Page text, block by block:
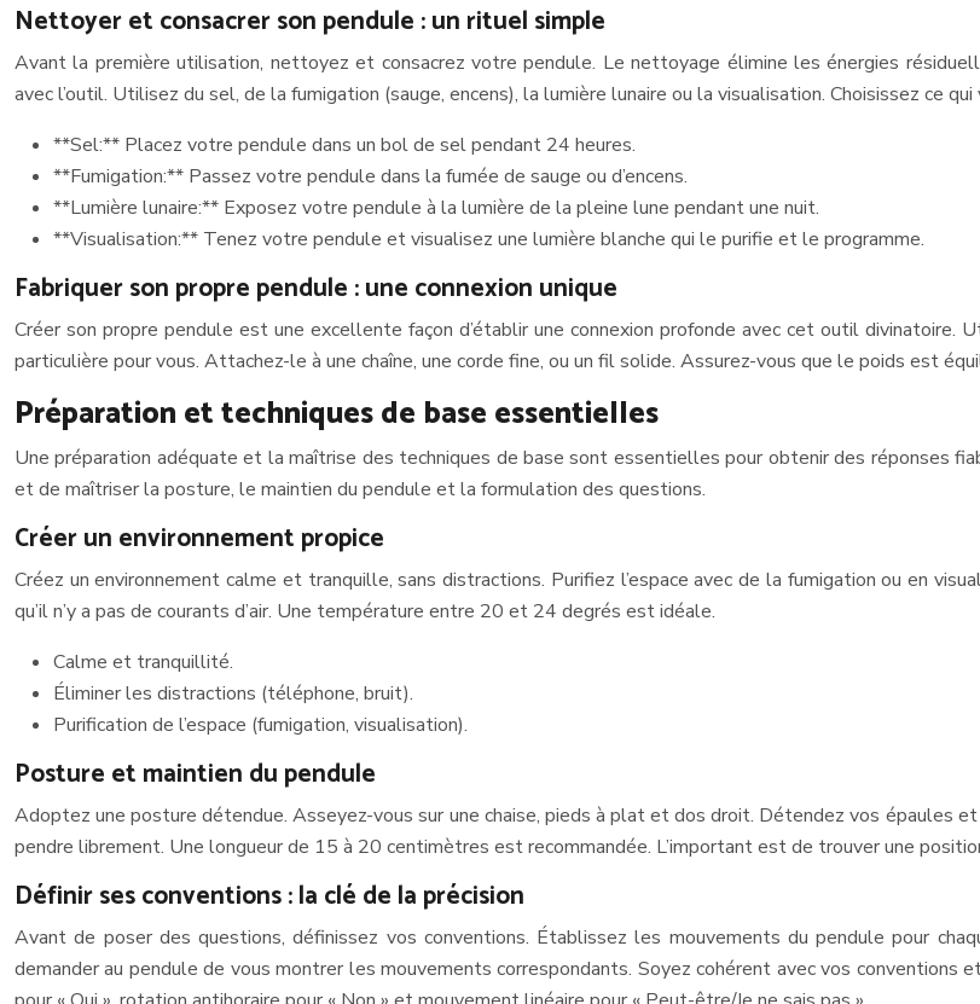
Nettoyer et consacrer son pendule : un rituel simple
Avant la première utilisation, nettoyez et consacrez votre pendule. Le nettoyage élimine les énergies
avec l’outil. Utilisez du sel, de la fumigation (sauge, encens), la lumière lunaire ou la visualisation. Choisissez ce
**Sel:** Placez votre pendule dans un bol de sel pendant 24 heures.
**Fumigation:** Passez votre pendule dans la fumée de sauge ou d’encens.
**Lumière lunaire:** Exposez votre pendule à la lumière de la pleine lune pendant une nuit.
**Visualisation:** Tenez votre pendule et visualisez une lumière blanche qui le purifie et le programme.
Fabriquer son propre pendule : une connexion unique
Créer son propre pendule est une excellente façon d’établir une connexion profonde avec cet outil divinatoire.
particulière pour vous. Attachez-le à une chaîne, une corde fine, ou un fil solide. Assurez-vous que le poids est
Préparation et techniques de base essentielles
Une préparation adéquate et la maîtrise des techniques de base sont essentielles pour obtenir des réponses
et de maîtriser la posture, le maintien du pendule et la formulation des questions.
Créer un environnement propice
Créez un environnement calme et tranquille, sans distractions. Purifiez l’espace avec de la fumigation ou en
qu’il n’y a pas de courants d’air. Une température entre 20 et 24 degrés est idéale.
Calme et tranquillité.
Éliminer les distractions (téléphone, bruit).
Purification de l’espace (fumigation, visualisation).
Posture et maintien du pendule
Adoptez une posture détendue. Asseyez-vous sur une chaise, pieds à plat et dos droit. Détendez vos épaules
pendre librement. Une longueur de 15 à 20 centimètres est recommandée. L’important est de trouver une
Définir ses conventions : la clé de la précision
Avant de poser des questions, définissez vos conventions. Établissez les mouvements du pendule pour
demander au pendule de vous montrer les mouvements correspondants. Soyez cohérent avec vos